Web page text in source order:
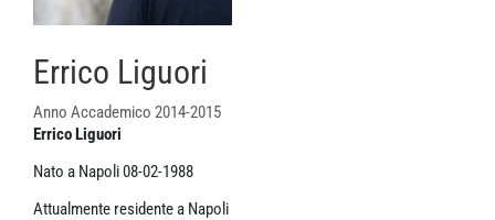
Errico Liguori
Anno Accademico 2014-2015
Errico Liguori
Nato a Napoli 08-02-1988
Attualmente residente a Napoli